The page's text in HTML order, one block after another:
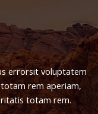
errorsit voluptatem
rem aperiam,
totam rem.